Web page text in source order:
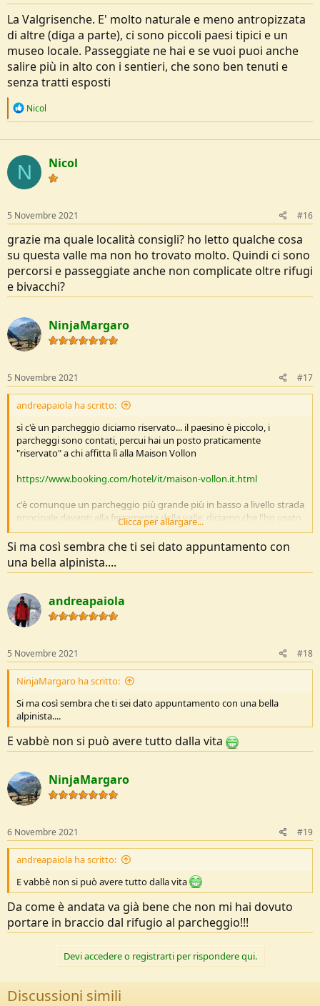
:
La Valgrisenche. E' molto naturale e meno antropizzata
di altre (diga a parte), ci sono piccoli paesi tipici e un
museo locale. Passeggiate ne hai e se vuoi puoi anche
salire più in alto con i sentieri, che sono ben tenuti e
senza tratti esposti
R
c
t
o
n
Nicol
N Nicol
5 Novembre 2021 #16
grazie ma quale località consigli? ho letto qualche cosa
su questa valle ma non ho trovato molto. Quindi ci sono
percorsi e passeggiate anche non complicate oltre rifugi
e bivacchi?
NinjaMargaro
5 Novembre 2021 #17
andreapaiola ha scritto:
sì c'è un parcheggio diciamo riservato... il paesino è piccolo, i
parcheggi sono contati, percui hai un posto praticamente
"riservato" a chi affitta lì alla Maison Vollon
https://www.booking.com/hotel/it/maison-vollon.it.html
c'è comunque un parcheggio più grande più in basso a livello strada
principale davanti alla ferramenta della valle, diciamo che l'ho usato
solo per darmi appuntamento con qualcuno
photos.app.goo.gl/Jfh3yHu74ZRRBpfx7
Clicca per allargare...
Si ma così sembra che ti sei dato appuntamento con
una bella alpinista....
andreapaiola
5 Novembre 2021 #18
NinjaMargaro ha scritto:
Si ma così sembra che ti sei dato appuntamento con una bella
alpinista....
E vabbè non si può avere tutto dalla vita
NinjaMargaro
6 Novembre 2021 #19
andreapaiola ha scritto:
E vabbè non si può avere tutto dalla vita
Da come è andata va già bene che non mi hai dovuto
portare in braccio dal rifugio al parcheggio!!!
Devi accedere o registrarti per rispondere qui.
Discussioni simili